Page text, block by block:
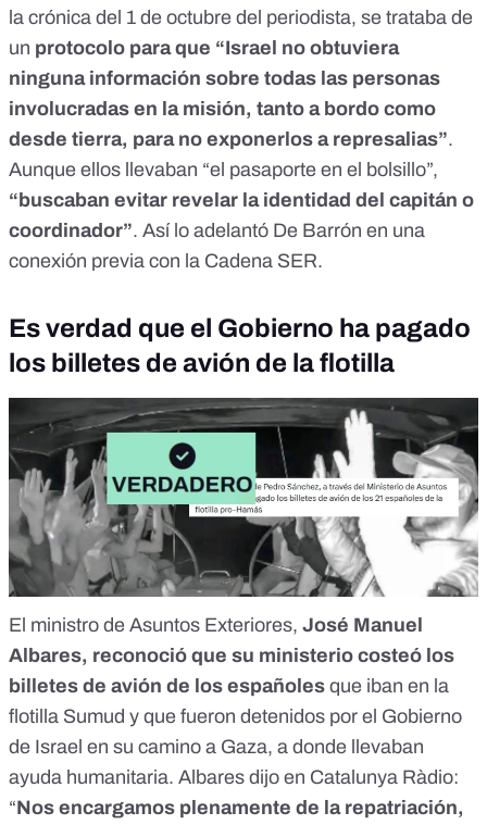
la crónica del 1 de octubre del periodista, se trataba de
un protocolo para que “Israel no obtuviera
ninguna información sobre todas las personas
involucradas en la misión, tanto a bordo como
desde tierra, para no exponerlos a represalias”.
Aunque ellos llevaban “el pasaporte en el bolsillo”,
“buscaban evitar revelar la identidad del capitán o
coordinador”. Así lo adelantó De Barrón en una
conexión previa con la Cadena SER.
Es verdad que el Gobierno ha pagado
los billetes de avión de la flotilla
El ministro de Asuntos Exteriores, José Manuel
Albares, reconoció que su ministerio costeó los
billetes de avión de los españoles que iban en la
flotilla Sumud y que fueron detenidos por el Gobierno
de Israel en su camino a Gaza, a donde llevaban
ayuda humanitaria. Albares dijo en Catalunya Ràdio:
“Nos encargamos plenamente de la repatriación,